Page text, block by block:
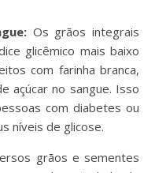
Os grãos integrais
glicêmico mais baixo
com farinha branca,
açúcar no sangue. Isso
com diabetes ou
níveis de glicose.
grãos e sementes